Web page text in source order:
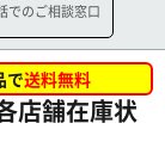
でのご相談窓口
で送料無料
店舗在庫状